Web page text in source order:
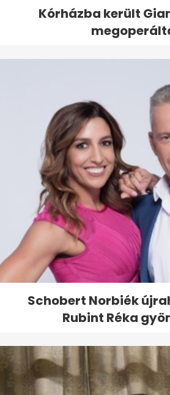
Kórházba került
Schobert Norbiék
Rubint Réka